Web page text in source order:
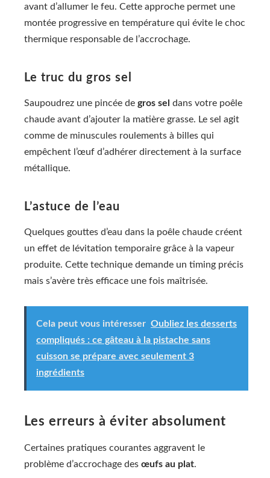
avant d’allumer le feu. Cette approche permet une
montée progressive en température qui évite le choc
thermique responsable de l’accrochage.
Le truc du gros sel
Saupoudrez une pincée de gros sel dans votre poêle
chaude avant d’ajouter la matière grasse. Le sel agit
comme de minuscules roulements à billes qui
empêchent l’œuf d’adhérer directement à la surface
métallique.
L’astuce de l’eau
Quelques gouttes d’eau dans la poêle chaude créent
un effet de lévitation temporaire grâce à la vapeur
produite. Cette technique demande un timing précis
mais s’avère très efficace une fois maîtrisée.
Cela peut vous intéresser Oubliez les desserts
compliqués : ce gâteau à la pistache sans
cuisson se prépare avec seulement 3
ingrédients
Les erreurs à éviter absolument
Certaines pratiques courantes aggravent le
problème d’accrochage des œufs au plat.